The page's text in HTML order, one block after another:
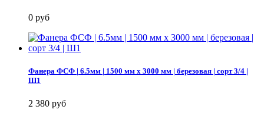
0 руб
Фанера ФСФ | 6.5мм | 1500 мм х 3000 мм | березовая | сорт 3/4 |
Ш1
2 380 руб